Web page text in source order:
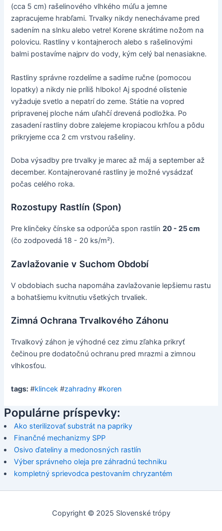
(cca 5 cm) rašelinového vlhkého múľu a jemne
zapracujeme hrabľami. Trvalky nikdy nenechávame pred
sadením na slnku alebo vetre! Korene skrátime nožom na
polovicu. Rastliny v kontajneroch alebo s rašelinovými
balmi postavíme najprv do vody, kým celý bal nenasiakne.
Rastliny správne rozdelíme a sadíme ručne (pomocou
lopatky) a nikdy nie príliš hlboko! Aj spodné olistenie
vyžaduje svetlo a nepatrí do zeme. Státie na vopred
pripravenej ploche nám uľahčí drevená podložka. Po
zasadení rastliny dobre zalejeme kropiacou krhľou a pôdu
prikryjeme cca 2 cm vrstvou rašeliny.
Doba výsadby pre trvalky je marec až máj a september až
december. Kontajnerované rastliny je možné vysádzať
počas celého roka.
Rozostupy Rastlín (Spon)
Pre klinčeky čínske sa odporúča spon rastlín20 - 25 cm
(čo zodpovedá 18 - 20 ks/m²).
Zavlažovanie v Suchom Období
V obdobiach sucha napomáha zavlažovanie lepšiemu rastu
a bohatšiemu kvitnutiu všetkých trvaliek.
Zimná Ochrana Trvalkového Záhonu
Trvalkový záhon je výhodné cez zimu zľahka prikryť
čečinou pre dodatočnú ochranu pred mrazmi a zimnou
vlhkosťou.
tags: #klincek #zahradny #koren
Populárne príspevky:
Ako sterilizovať substrát na papriky
Finančné mechanizmy SPP
Osivo ďateliny a medonosných rastlín
Výber správneho oleja pre záhradnú techniku
kompletný sprievodca pestovaním chryzantém
Copyright © 2025 Slovenské trópy